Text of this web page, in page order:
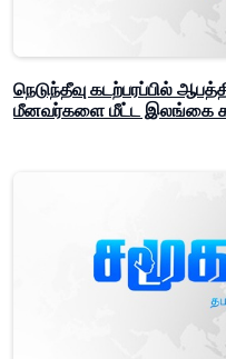
நெடுந்தீவு கடற்பரப்பில்
மீனவர்களை மீட்ட இலங்கை